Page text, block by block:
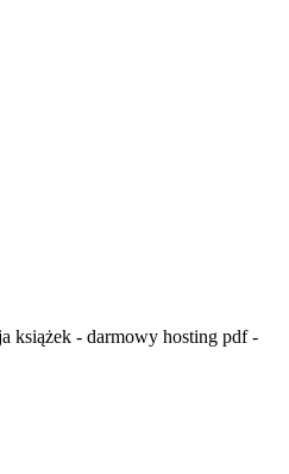
książek - darmowy hosting pdf -